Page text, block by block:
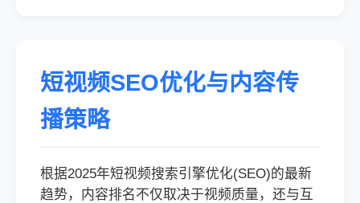
短视频SEO优化与内容传
播策略
根据2025年短视频搜索引擎优化(SEO)的最新
趋势，内容排名不仅取决于视频质量，还与互